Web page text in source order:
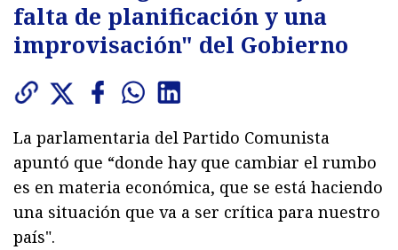
falta de planificación y una
improvisación" del Gobierno
La parlamentaria del Partido Comunista
apuntó que “donde hay que cambiar el rumbo
es en materia económica, que se está haciendo
una situación que va a ser crítica para nuestro
país".